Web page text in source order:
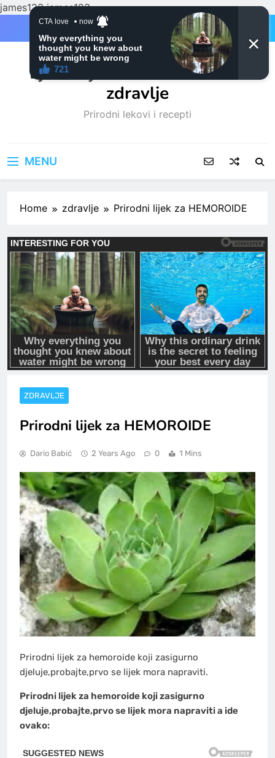
james123james123
Ljubitelji mačaka i Prirodno
zdravlje
Prirodni lekovi i recepti
MENU
Home zdravlje Prirodni lijek za HEMOROIDE
ZDRAVLJE
Prirodni lijek za HEMOROIDE
Dario Babić 2 Years Ago 0 1 Mins
Prirodni lijek za hemoroide koji zasigurno
djeluje,probajte,prvo se lijek mora napraviti.
Prirodni lijek za hemoroide koji zasigurno
djeluje,probajte,prvo se lijek mora napraviti a ide
ovako: